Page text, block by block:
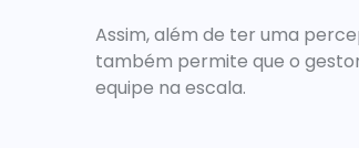
Assim, além de ter uma
também permite que o
equipe na escala.